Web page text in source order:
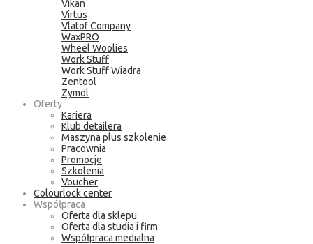
Vikan
Virtus
Vlatof Company
WaxPRO
Wheel Woolies
Work Stuff
Work Stuff Wiadra
Zentool
Zymöl
Oferty
Kariera
Klub detailera
Maszyna plus szkolenie
Pracownia
Promocje
Szkolenia
Voucher
Colourlock center
Współpraca
Oferta dla sklepu
Oferta dla studia i firm
Współpraca medialna